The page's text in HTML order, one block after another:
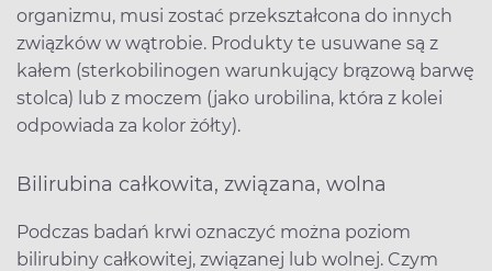
organizmu, musi zostać przekształcona do innych
związków w wątrobie. Produkty te usuwane są z
kałem (sterkobilinogen warunkujący brązową barwę
stolca) lub z moczem (jako urobilina, która z kolei
odpowiada za kolor żółty).
Bilirubina całkowita, związana, wolna
Podczas badań krwi oznaczyć można poziom
bilirubiny całkowitej, związanej lub wolnej. Czym